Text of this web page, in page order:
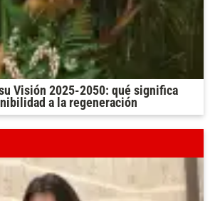
Visión 2025-2050: qué significa
a la regeneración